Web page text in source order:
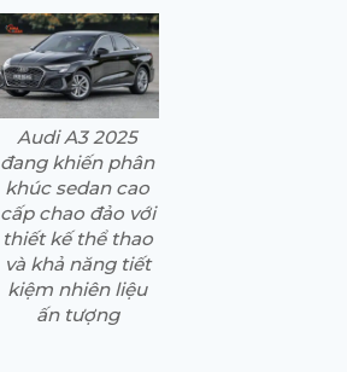
Audi A3 2025
đang khiến phân
khúc sedan cao
cấp chao đảo với
thiết kế thể thao
và khả năng tiết
kiệm nhiên liệu
ấn tượng